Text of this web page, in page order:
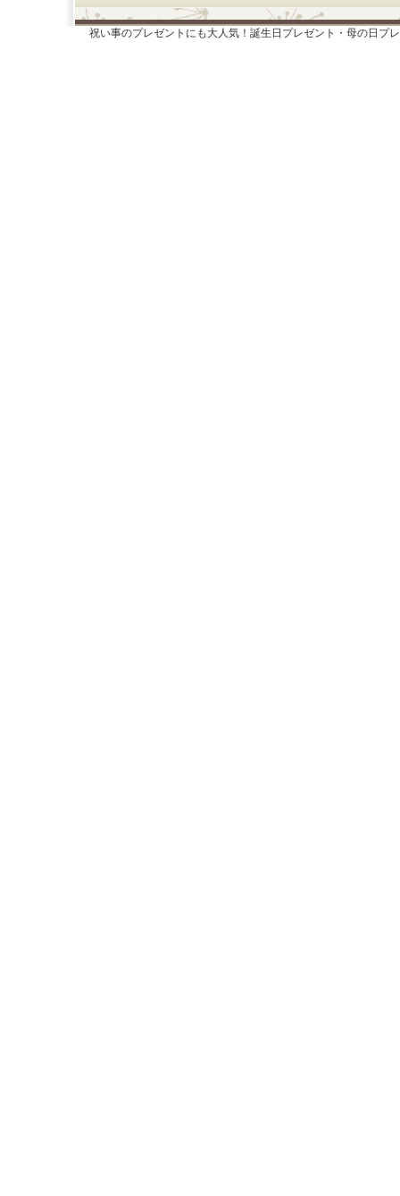
祝い事のプレゼントにも大人気！誕生日プレゼント・母の日プ